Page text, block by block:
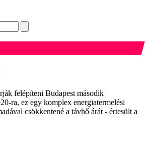
felépíteni Budapest második
ra, ez egy komplex energiatermelési
csökkentené a távhő árát - értesült a